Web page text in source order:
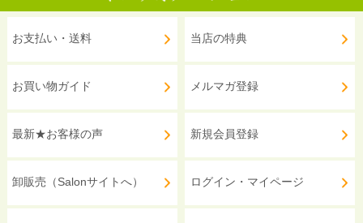
お支払い・送料
お買い物ガイド
最新★お客様の声
卸販売（Salonサイトへ）
当店の特典
メルマガ登録
新規会員登録
ログイン・マイページ